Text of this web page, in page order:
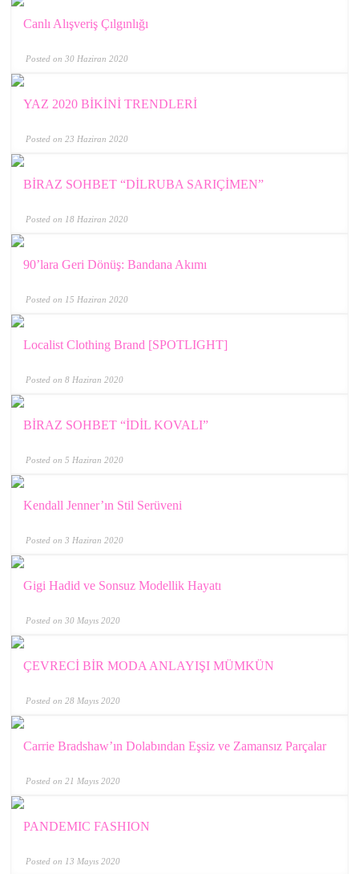
Canlı Alışveriş Çılgınlığı
Posted on 30 Haziran 2020
YAZ 2020 BİKİNİ TRENDLERİ
Posted on 23 Haziran 2020
BİRAZ SOHBET “DİLRUBA SARIÇİMEN”
Posted on 18 Haziran 2020
90’lara Geri Dönüş: Bandana Akımı
Posted on 15 Haziran 2020
Localist Clothing Brand [SPOTLIGHT]
Posted on 8 Haziran 2020
BİRAZ SOHBET “İDİL KOVALI”
Posted on 5 Haziran 2020
Kendall Jenner’ın Stil Serüveni
Posted on 3 Haziran 2020
Gigi Hadid ve Sonsuz Modellik Hayatı
Posted on 30 Mayıs 2020
ÇEVRECİ BİR MODA ANLAYIŞI MÜMKÜN
Posted on 28 Mayıs 2020
Carrie Bradshaw’ın Dolabından Eşsiz ve Zamansız Parçalar
Posted on 21 Mayıs 2020
PANDEMIC FASHION
Posted on 13 Mayıs 2020